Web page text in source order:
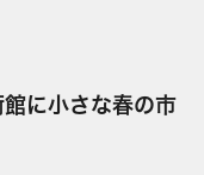
に小さな春の市